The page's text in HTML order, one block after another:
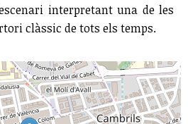
interpretant una de les
clàssic de tots els temps.